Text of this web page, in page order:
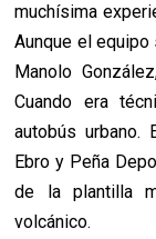
muchísima
Aunque el equipo
Manolo
Cuando era
autobús urbano.
Ebro y Peña
de la plantilla
volcánico.